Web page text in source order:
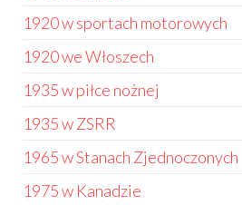
1920 w sportach motorowych
1920 we Włoszech
1935 w piłce nożnej
1935 w ZSRR
1965 w Stanach Zjednoczonych
1975 w Kanadzie